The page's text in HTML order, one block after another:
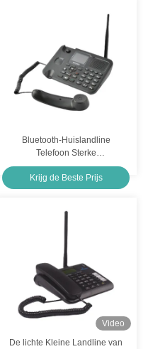
Bluetooth-Huislandline
Telefoon Sterke
Vertrouwelijkheid Draadloze
Landline Telefoons
Krijg de Beste Prijs
Video
De lichte Kleine Landline van